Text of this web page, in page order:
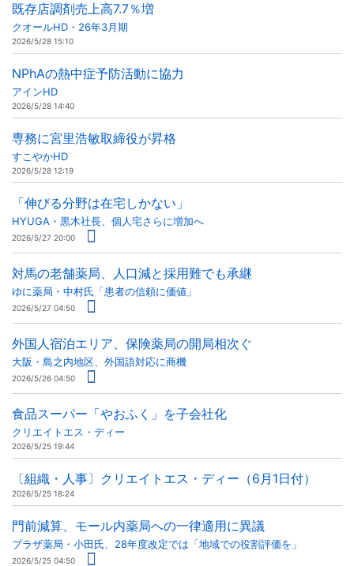
既存店調剤売上高7.7％増
クオールHD・26年3月期
2026/5/28 15:10
NPhAの熱中症予防活動に協力
アインHD
2026/5/28 14:40
専務に宮里浩敏取締役が昇格
すこやかHD
2026/5/28 12:19
「伸びる分野は在宅しかない」
HYUGA・黒木社長、個人宅さらに増加へ
2026/5/27 20:00
対馬の老舗薬局、人口減と採用難でも承継
ゆに薬局・中村氏「患者の信頼に価値」
2026/5/27 04:50
外国人宿泊エリア、保険薬局の開局相次ぐ
大阪・島之内地区、外国語対応に商機
2026/5/26 04:50
食品スーパー「やおふく」を子会社化
クリエイトエス・ディー
2026/5/25 19:44
〔組織・人事〕クリエイトエス・ディー（6月1日付）
2026/5/25 18:24
門前減算、モール内薬局への一律適用に異議
プラザ薬局・小田氏、28年度改定では「地域での役割評価を」
2026/5/25 04:50